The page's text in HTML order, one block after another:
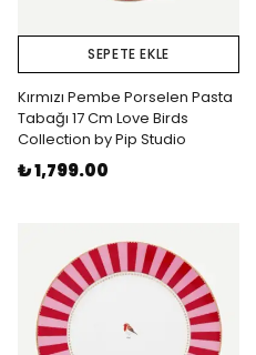
SEPETE EKLE
Kırmızı Pembe Porselen Pasta
Tabağı 17 Cm Love Birds
Collection by Pip Studio
₺ 1,799.00